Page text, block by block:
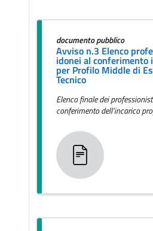
documento pubblico
Avviso n.3 Elenco
idonei al conferimento
per Profilo Middle di
Tecnico
Elenco finale dei
conferimento dell’incarico